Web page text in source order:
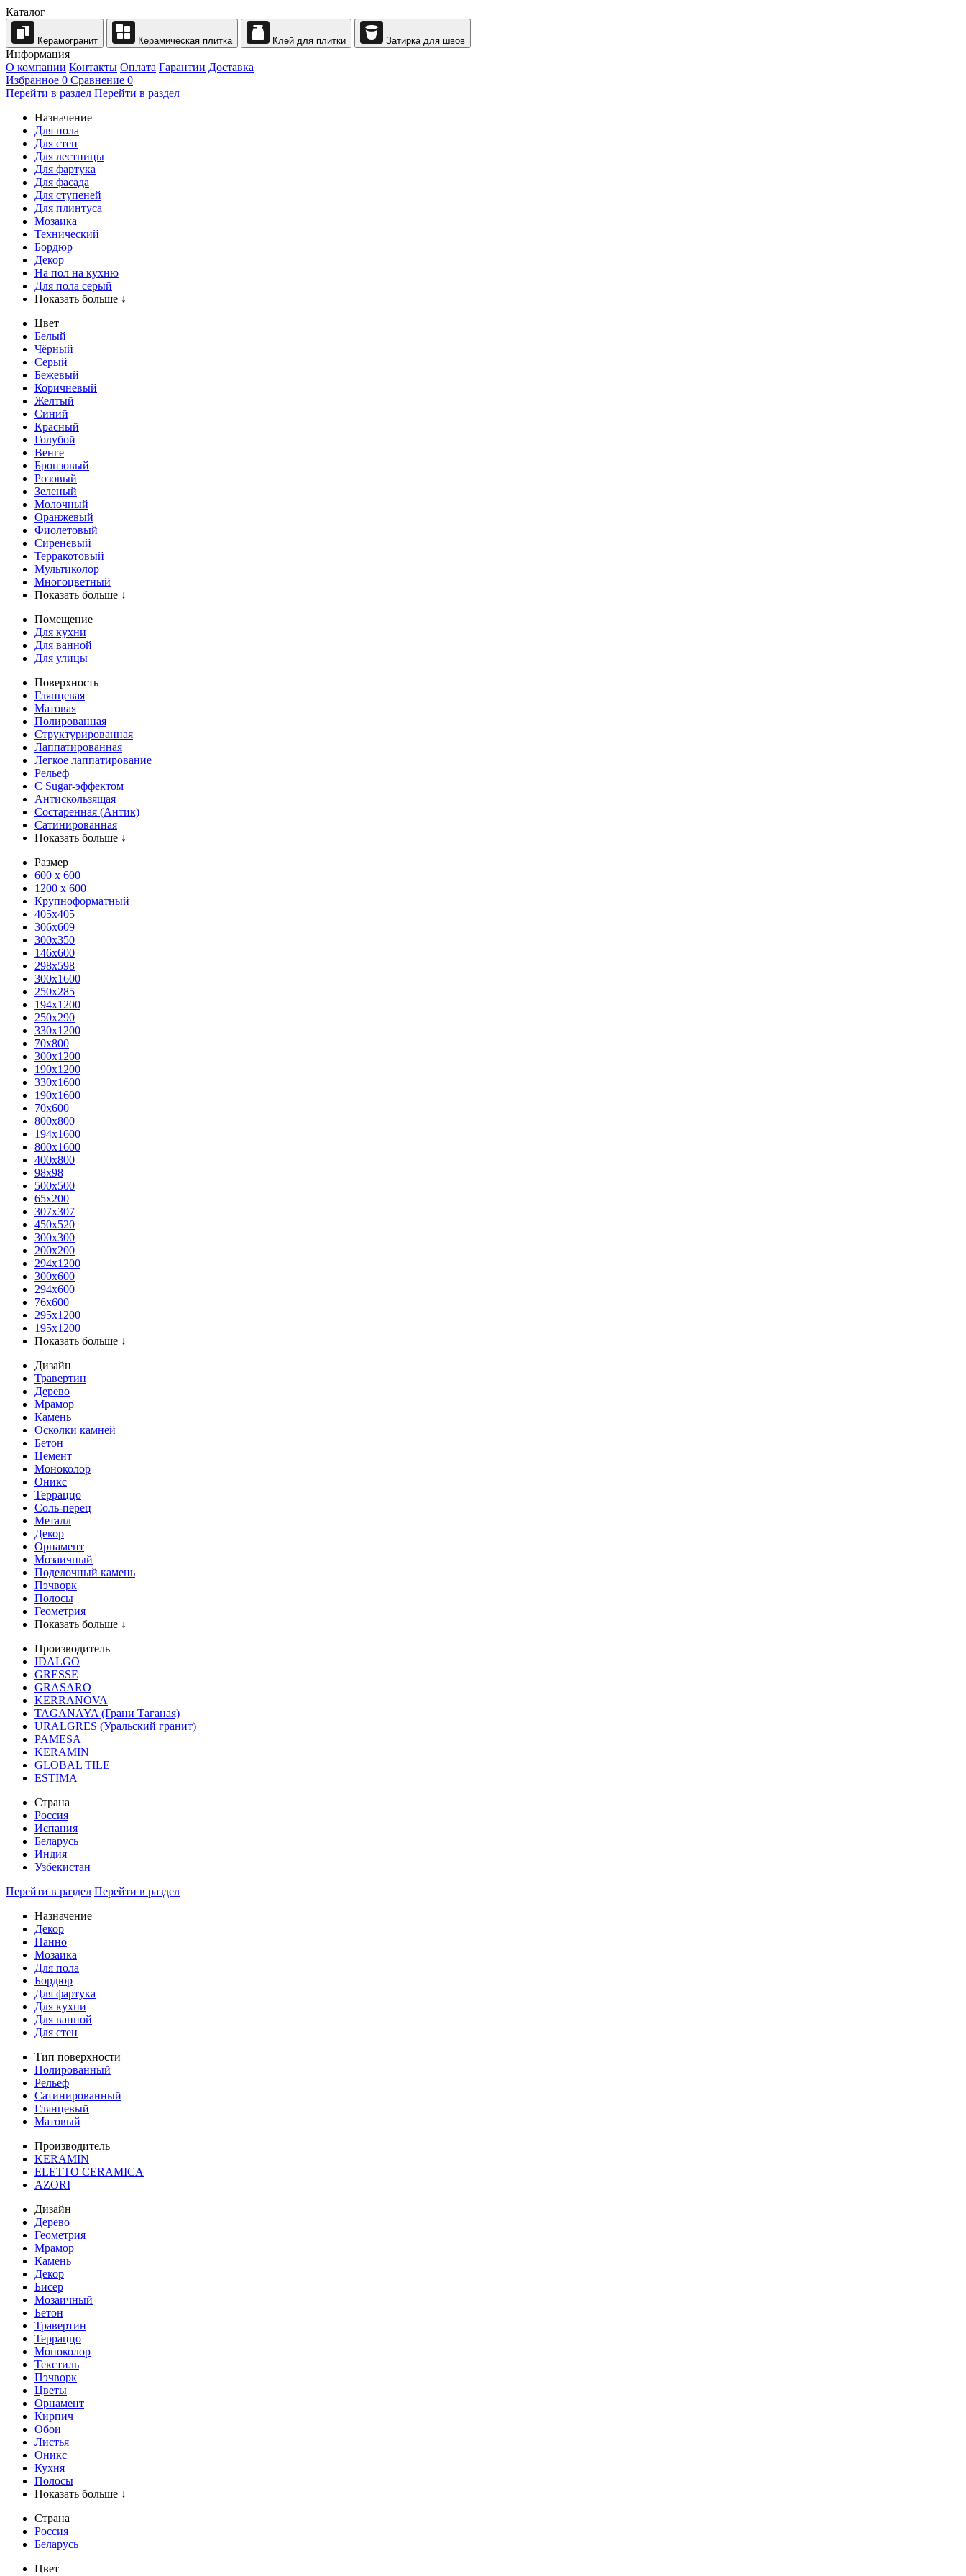
Каталог
Керамогранит Керамическая плитка Клей для плитки Затирка для швов
Информация
О компании Контакты Оплата Гарантии Доставка
Избранное 0 Сравнение 0
Перейти в раздел Перейти в раздел
Назначение
Для пола
Для стен
Для лестницы
Для фартука
Для фасада
Для ступеней
Для плинтуса
Мозаика
Технический
Бордюр
Декор
На пол на кухню
Для пола серый
Показать больше ↓
Цвет
Белый
Чёрный
Серый
Бежевый
Коричневый
Желтый
Синий
Красный
Голубой
Венге
Бронзовый
Розовый
Зеленый
Молочный
Оранжевый
Фиолетовый
Сиреневый
Терракотовый
Мультиколор
Многоцветный
Показать больше ↓
Помещение
Для кухни
Для ванной
Для улицы
Поверхность
Глянцевая
Матовая
Полированная
Структурированная
Лаппатированная
Легкое лаппатирование
Рельеф
С Sugar-эффектом
Антискользящая
Состаренная (Антик)
Сатинированная
Показать больше ↓
Размер
600 х 600
1200 х 600
Крупноформатный
405x405
306x609
300x350
146x600
298x598
300x1600
250x285
194x1200
250x290
330x1200
70x800
300x1200
190x1200
330x1600
190x1600
70x600
800x800
194x1600
800x1600
400х800
98x98
500x500
65x200
307x307
450x520
300x300
200x200
294x1200
300x600
294x600
76х600
295х1200
195х1200
Показать больше ↓
Дизайн
Травертин
Дерево
Мрамор
Камень
Осколки камней
Бетон
Цемент
Моноколор
Оникс
Терраццо
Соль-перец
Металл
Декор
Орнамент
Мозаичный
Поделочный камень
Пэчворк
Полосы
Геометрия
Показать больше ↓
Производитель
IDALGO
GRESSE
GRASARO
KERRANOVA
TAGANAYA (Грани Таганая)
URALGRES (Уральский гранит)
PAMESA
KERAMIN
GLOBAL TILE
ESTIMA
Страна
Россия
Испания
Беларусь
Индия
Узбекистан
Перейти в раздел Перейти в раздел
Назначение
Декор
Панно
Мозаика
Для пола
Бордюр
Для фартука
Для кухни
Для ванной
Для стен
Тип поверхности
Полированный
Рельеф
Сатинированный
Глянцевый
Матовый
Производитель
KERAMIN
ELETTO CERAMICA
AZORI
Дизайн
Дерево
Геометрия
Мрамор
Камень
Декор
Бисер
Мозаичный
Бетон
Травертин
Терраццо
Моноколор
Текстиль
Пэчворк
Цветы
Орнамент
Кирпич
Обои
Листья
Оникс
Кухня
Полосы
Показать больше ↓
Страна
Россия
Беларусь
Цвет